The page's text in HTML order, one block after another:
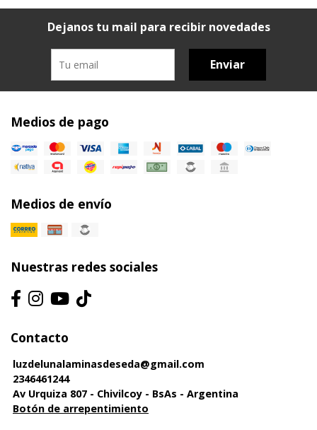
Dejanos tu mail para recibir novedades
Enviar
Medios de pago
Medios de envío
Nuestras redes sociales
Contacto
luzdelunalaminasdeseda@gmail.com
2346461244
Av Urquiza 807 - Chivilcoy - BsAs - Argentina
Botón de arrepentimiento